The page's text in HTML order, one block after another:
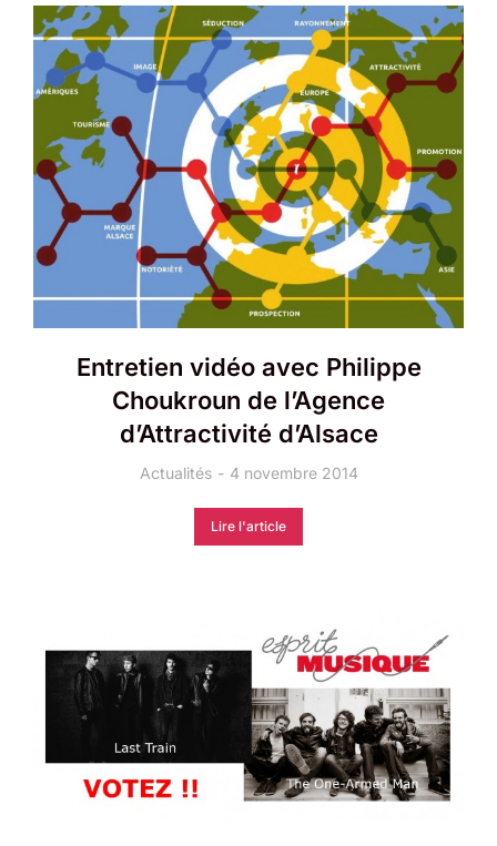
Entretien vidéo avec Philippe
Choukroun de l’Agence
d’Attractivité d’Alsace
Actualités 4 novembre 2014
Lire l'article